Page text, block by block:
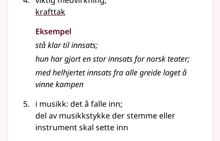
krafttak
Eksempel
stå klar tilinnsats;
hun har gjort en storinnsatsfor norsk teater;
med helhjertetinnsatsfra alle greide laget å
vinne kampen
i musikk: det å falle inn;
del av musikkstykke der stemme eller
instrument skal sette inn